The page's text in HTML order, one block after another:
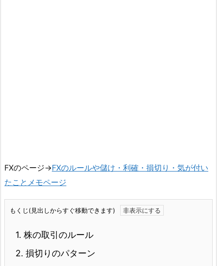
FXのページ→FXのルールや儲け・利確・損切り・気が付い
たことメモページ
もくじ(見出しからすぐ移動できます)
1. 株の取引のルール
2. 損切りのパターン